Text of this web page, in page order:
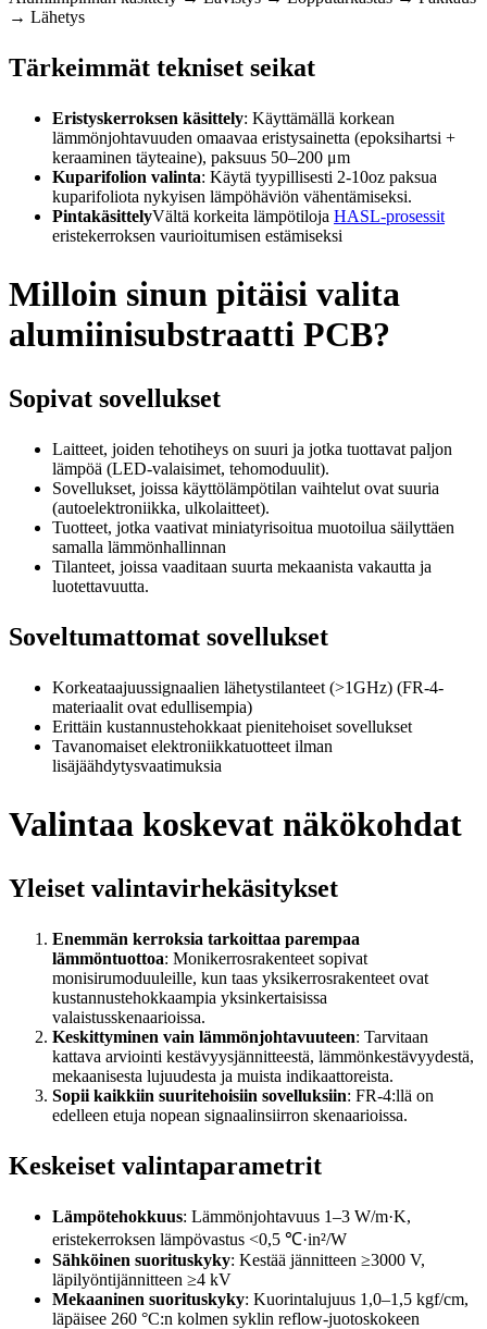
→ Lähetys
Tärkeimmät tekniset seikat
Eristyskerroksen käsittely: Käyttämällä korkean
lämmönjohtavuuden omaavaa eristysainetta (epoksihartsi +
keraaminen täyteaine), paksuus 50–200 μm
Kuparifolion valinta: Käytä tyypillisesti 2-10oz paksua
kuparifoliota nykyisen lämpöhäviön vähentämiseksi.
PintakäsittelyVältä korkeita lämpötiloja HASL-prosessit
eristekerroksen vaurioitumisen estämiseksi
Milloin sinun pitäisi valita
alumiinisubstraatti PCB?
Sopivat sovellukset
Laitteet, joiden tehotiheys on suuri ja jotka tuottavat paljon
lämpöä (LED-valaisimet, tehomoduulit).
Sovellukset, joissa käyttölämpötilan vaihtelut ovat suuria
(autoelektroniikka, ulkolaitteet).
Tuotteet, jotka vaativat miniatyrisoitua muotoilua säilyttäen
samalla lämmönhallinnan
Tilanteet, joissa vaaditaan suurta mekaanista vakautta ja
luotettavuutta.
Soveltumattomat sovellukset
Korkeataajuussignaalien lähetystilanteet (>1GHz) (FR-4-
materiaalit ovat edullisempia)
Erittäin kustannustehokkaat pienitehoiset sovellukset
Tavanomaiset elektroniikkatuotteet ilman
lisäjäähdytysvaatimuksia
Valintaa koskevat näkökohdat
Yleiset valintavirhekäsitykset
Enemmän kerroksia tarkoittaa parempaa
lämmöntuottoa: Monikerrosrakenteet sopivat
monisirumoduuleille, kun taas yksikerrosrakenteet ovat
kustannustehokkaampia yksinkertaisissa
valaistusskenaarioissa.
Keskittyminen vain lämmönjohtavuuteen: Tarvitaan
kattava arviointi kestävyysjännitteestä, lämmönkestävyydestä,
mekaanisesta lujuudesta ja muista indikaattoreista.
Sopii kaikkiin suuritehoisiin sovelluksiin: FR-4:llä on
edelleen etuja nopean signaalinsiirron skenaarioissa.
Keskeiset valintaparametrit
Lämpötehokkuus: Lämmönjohtavuus 1–3 W/m·K,
eristekerroksen lämpövastus <0,5 ℃·in²/W
Sähköinen suorituskyky: Kestää jännitteen ≥3000 V,
läpilyöntijännitteen ≥4 kV
Mekaaninen suorituskyky: Kuorintalujuus 1,0–1,5 kgf/cm,
läpäisee 260 °C:n kolmen syklin reflow-juotoskokeen